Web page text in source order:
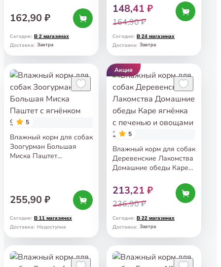
162,90 ₽
Сегодня: В 2 магазинах
Доставка: Завтра
из ягнёнка с печенью
и тыквой 100 г
148,41 ₽
164,90 ₽
Сегодня: В 24 магазинах
Доставка: Завтра
5
Влажный корм для собак
Зоогурман Большая
Миска Паштет
255,90 ₽
Сегодня: В 11 магазинах
Доставка: Недоступна
Акция
5
Влажный корм для собак
Деревенские Лакомства
Домашние обеды Каре
и овощами 240 г
213,21 ₽
236,90 ₽
Сегодня: В 22 магазинах
Доставка: Завтра